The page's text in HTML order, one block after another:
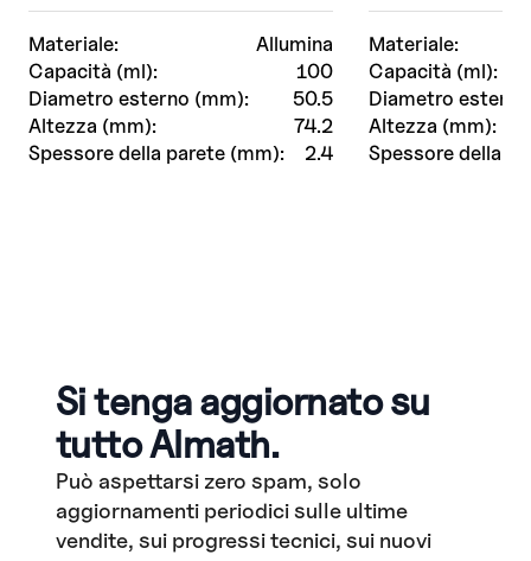
Materiale:
Allumina
Capacità (ml):
100
Diametro esterno (mm):
50.5
Altezza (mm):
74.2
Spessore della parete (mm):
2.4
Materiale:
Capacità (ml):
Diametro
Altezza (mm):
Spessore della
Si tenga aggiornato su
tutto Almath.
Può aspettarsi zero spam, solo
aggiornamenti periodici sulle ultime
vendite, sui progressi tecnici, sui nuovi